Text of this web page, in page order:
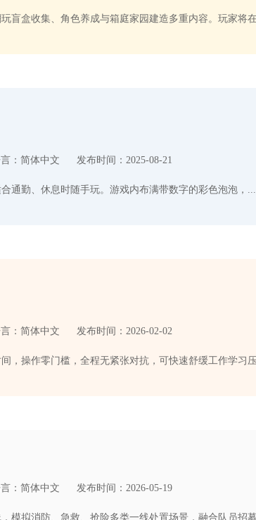
：简体中文 发布时间：2025-08-21
通勤、休息时随手玩。游戏内布满带数字的彩色泡泡，...
：简体中文 发布时间：2026-02-02
：简体中文 发布时间：2026-05-19